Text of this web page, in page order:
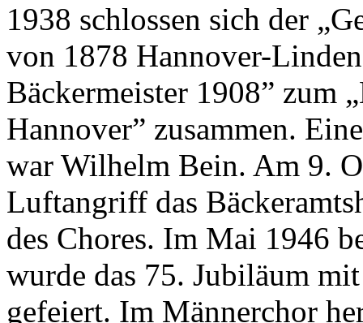
1938 schlossen sich der
von 1878 Hannover-
Bäckermeister 1908” zum
Hannover” zusammen.
war Wilhelm Bein. Am 9.
Luftangriff das
des Chores. Im Mai 1946
wurde das 75. Jubiläum
gefeiert. Im Männerchor